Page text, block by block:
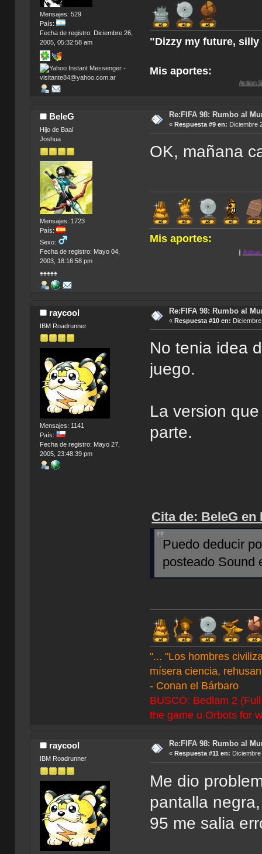
Mensajes: 529
País:
Fecha de registro: Diciembre 26,
2005, 05:32:58 am
"Dizzy my future, silly
Mis aportes:
Action Soccer [Imagen
BeleG
Hijo de Baal
Joshua
Mensajes: 1723
País:
Sexo:
Fecha de registro: Mayo 04,
2003, 18:16:58 pm
♠♠♠♠♠
Re:FIFA 98: Rumbo al
« Respuesta #9 en: Diciembre
OK, mañana
Mis aportes:
|Anno
raycool
IBM Roadrunner
Mensajes: 1141
País:
Fecha de registro: Mayo 27,
2005, 23:48:39 pm
Re:FIFA 98: Rumbo al
« Respuesta #10 en:
No tenia idea
juego.
La version
parte.
Cita de: BeleG en
Puedo deducir
posteado Sound
"... "Los hombres
mísera ciencia,
- Conan el Bárbaro
BUSCO: Bedlam 2
the game u Orbots for
raycool
IBM Roadrunner
Re:FIFA 98: Rumbo al
« Respuesta #11 en:
Me dio
pantalla
95 me salia